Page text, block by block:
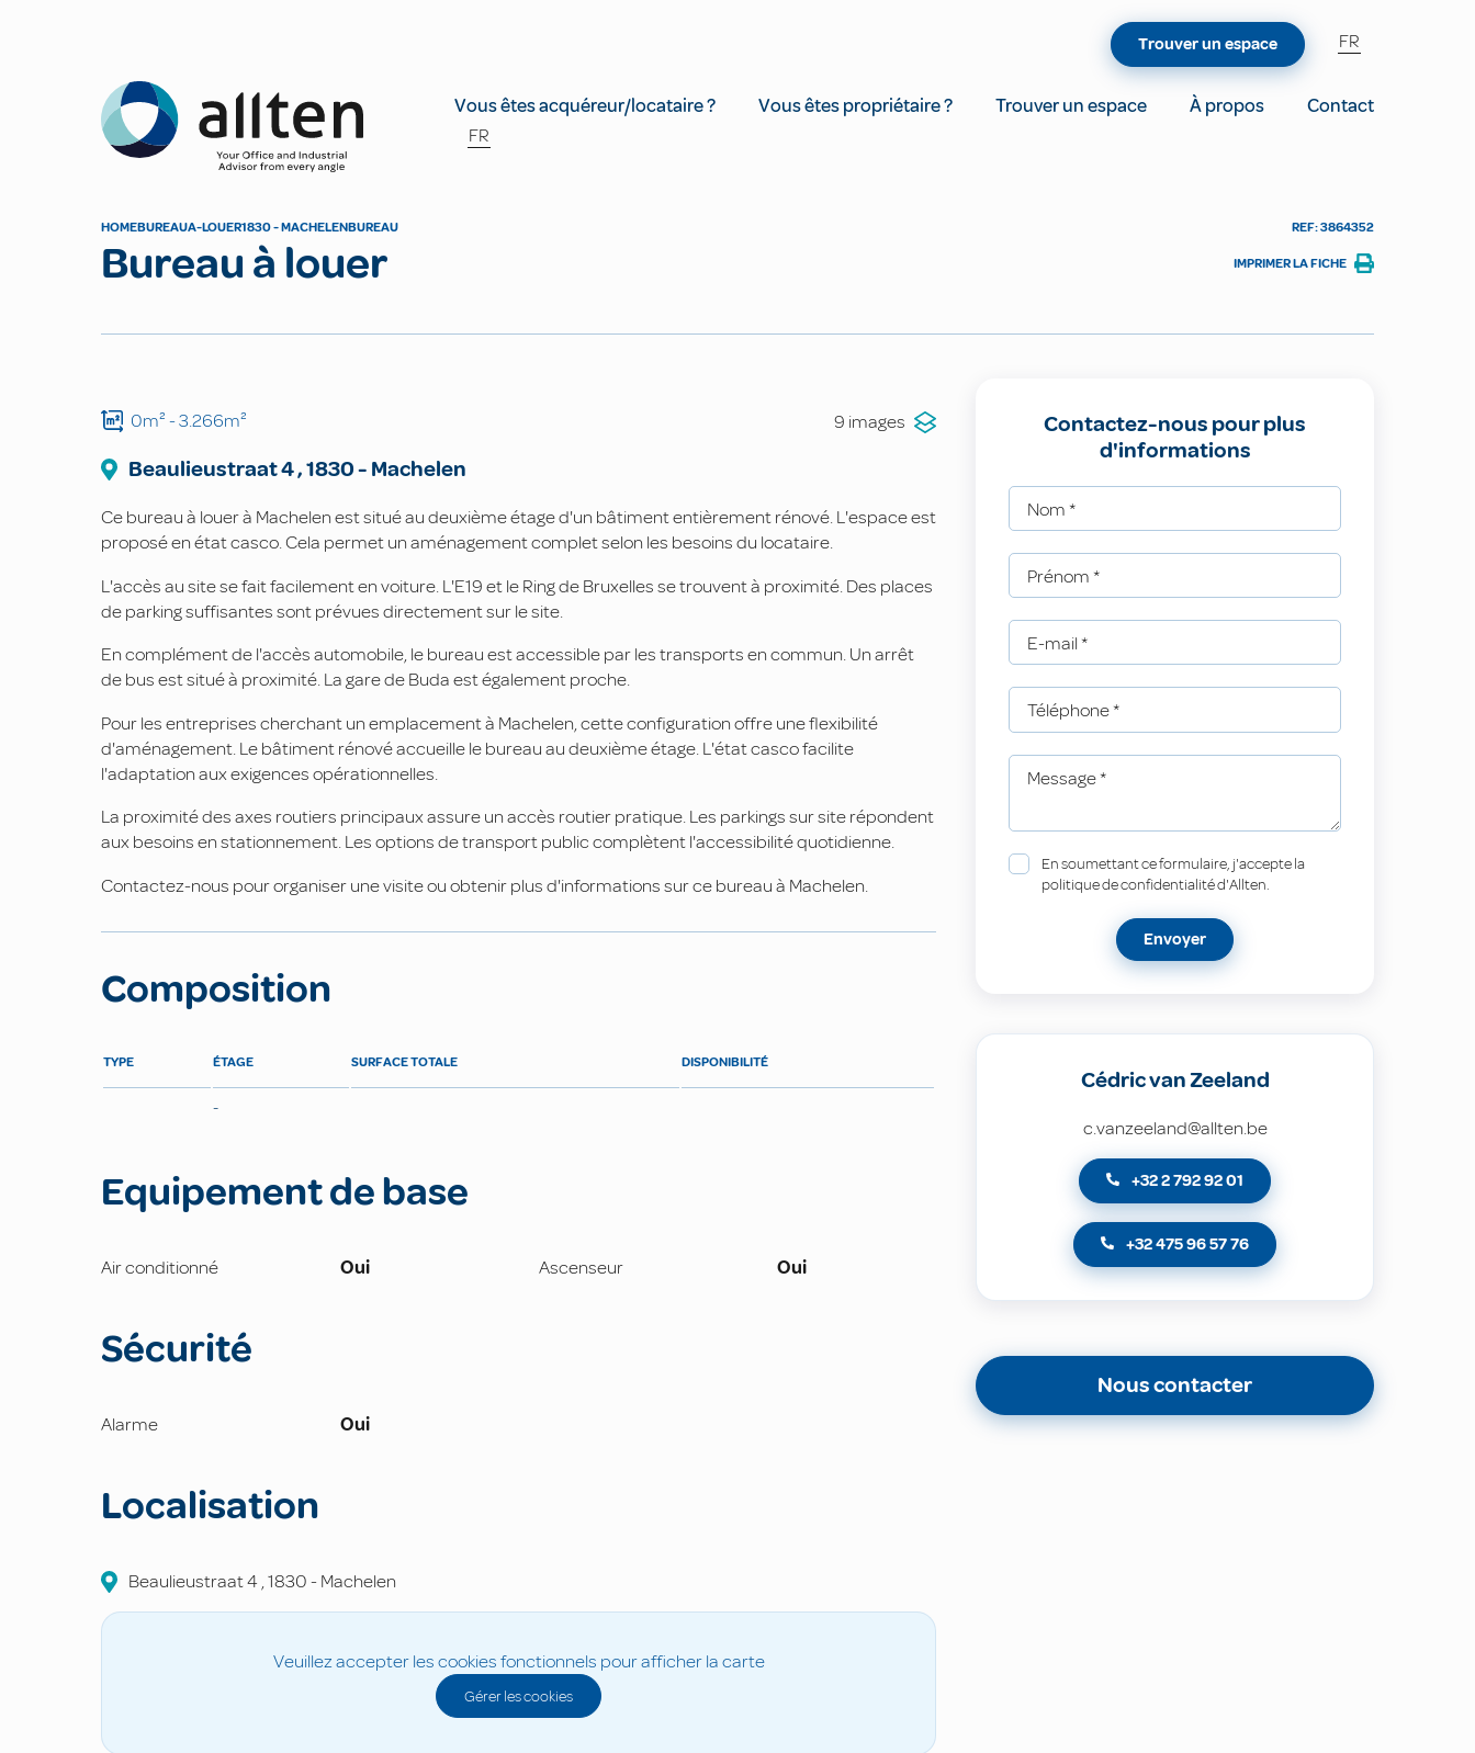
Allten
Vous êtes acquéreur/locataire ? Vous êtes propriétaire ? Trouver un espace À propos
Contact
FR
Trouver un espace FR
HOMEBUREAUA-LOUER1830 - MACHELENBUREAU
Bureau à louer
REF: 3864352
IMPRIMER LA FICHE
0m²- 3.266m² 9 images
Beaulieustraat4,1830- Machelen
Ce bureau à louer à Machelen est situé au deuxième étage d'un bâtiment entièrement rénové. L'espace est
proposé en état casco. Cela permet un aménagement complet selon les besoins du locataire.
L'accès au site se fait facilement en voiture. L'E19 et le Ring de Bruxelles se trouvent à proximité. Des places
de parking suffisantes sont prévues directement sur le site.
En complément de l'accès automobile, le bureau est accessible par les transports en commun. Un arrêt
de bus est situé à proximité. La gare de Buda est également proche.
Pour les entreprises cherchant un emplacement à Machelen, cette configuration offre une flexibilité
d'aménagement. Le bâtiment rénové accueille le bureau au deuxième étage. L'état casco facilite
l'adaptation aux exigences opérationnelles.
La proximité des axes routiers principaux assure un accès routier pratique. Les parkings sur site répondent
aux besoins en stationnement. Les options de transport public complètent l'accessibilité quotidienne.
Contactez-nous pour organiser une visite ou obtenir plus d'informations sur ce bureau à Machelen.
Composition
TYPE ÉTAGE SURFACE TOTALE DISPONIBILITÉ
-
Equipement de base
Air conditionné Oui Ascenseur Oui
Sécurité
Alarme Oui
Localisation
Beaulieustraat4,1830-Machelen
Veuillez accepter les cookies fonctionnels pour afficher la carte
Gérer les cookies
Contactez-nous pour plus
d'informations
Nom *
Prénom *
E-mail *
Téléphone*
Message*
En soumettant ce formulaire, j'accepte la
politique de confidentialité d'Allten.
Envoyer
Cédric van Zeeland
c.vanzeeland@allten.be
+32 2 792 92 01
+32 475 96 57 76
Nous contacter